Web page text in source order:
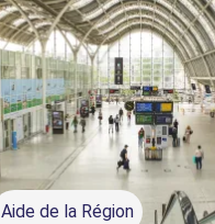
Aide de la Région